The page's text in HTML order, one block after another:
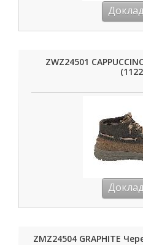
ZWZ24501
ZMZ24504 GRAPHITE